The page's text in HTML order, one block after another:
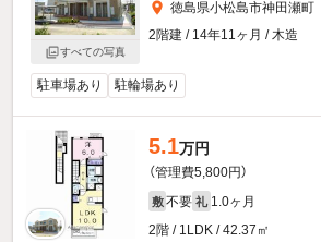
すべての写真
徳島県小松島市神田瀬町
2階建 / 14年11ヶ月 / 木造
駐車場あり 駐輪場あり
5.1万円
（管理費5,800円）
敷 不要 礼 1.0ヶ月
2階 / 1LDK / 42.37㎡